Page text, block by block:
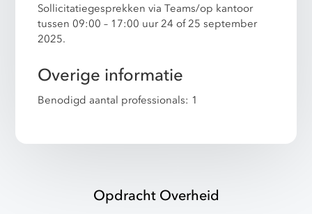
Sollicitatiegesprekken via Teams/op kantoor
tussen 09:00 – 17:00 uur 24 of 25 september
2025.
Overige informatie
Benodigd aantal professionals: 1
Opdracht Overheid